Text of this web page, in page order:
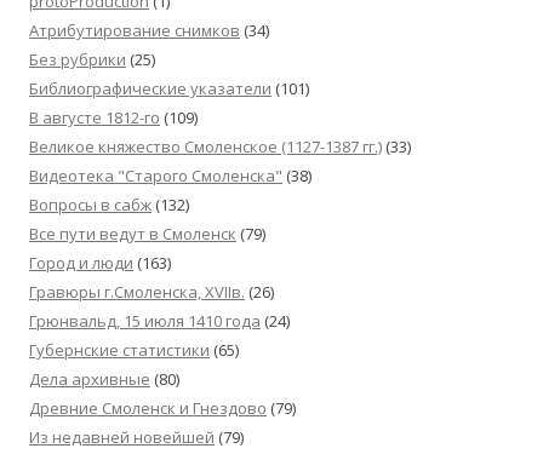
Атрибутирование снимков (34)
Без рубрики (25)
Библиографические указатели (101)
В августе 1812-го (109)
Великое княжество Смоленское (1127-1387 гг.) (33)
Видеотека "Cтарого Смоленска" (38)
Вопросы в сабж (132)
Все пути ведут в Смоленск (79)
Город и люди (163)
Гравюры г.Смоленска, XVIIв. (26)
Грюнвальд, 15 июля 1410 года (24)
Губернские статистики (65)
Дела архивные (80)
Древние Смоленск и Гнездово (79)
Из недавней новейшей (79)